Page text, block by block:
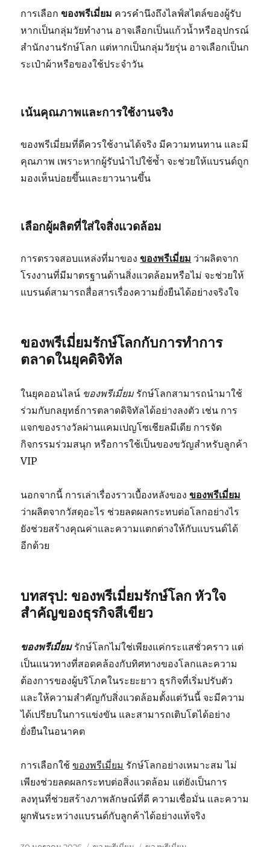
การเลือกของพรีเมี่ยม ควรคำนึงถึงไลฟ์สไตล์ของผู้รับ
หากเป็นกลุ่มวัยทำงาน อาจเลือกเป็นแก้วน้ำหรืออุปกรณ์
สำนักงานรักษ์โลก แต่หากเป็นกลุ่มวัยรุ่น อาจเลือกเป็นก
ระเป๋าผ้าหรือของใช้ประจำวัน
เน้นคุณภาพและการใช้งานจริง
ของพรีเมี่ยมที่ดีควรใช้งานได้จริง มีความทนทาน และมี
คุณภาพ เพราะหากผู้รับนำไปใช้ซ้ำ จะช่วยให้แบรนด์ถูก
มองเห็นบ่อยขึ้นและยาวนานขึ้น
เลือกผู้ผลิตที่ใส่ใจสิ่งแวดล้อม
การตรวจสอบแหล่งที่มาของของพรีเมี่ยม ว่าผลิตจาก
โรงงานที่มีมาตรฐานด้านสิ่งแวดล้อมหรือไม่ จะช่วยให้
แบรนด์สามารถสื่อสารเรื่องความยั่งยืนได้อย่างจริงใจ
ของพรีเมี่ยมรักษ์โลกกับการทำการ
ตลาดในยุคดิจิทัล
ในยุคออนไลน์ ของพรีเมี่ยมรักษ์โลกสามารถนำมาใช้
ร่วมกับกลยุทธ์การตลาดดิจิทัลได้อย่างลงตัว เช่น การ
แจกของรางวัลผ่านแคมเปญโซเชียลมีเดีย การจัด
กิจกรรมร่วมสนุก หรือการใช้เป็นของขวัญสำหรับลูกค้า
VIP
นอกจากนี้ การเล่าเรื่องราวเบื้องหลังของของพรีเมี่ยม
ว่าผลิตจากวัสดุอะไร ช่วยลดผลกระทบต่อโลกอย่างไร
ยังช่วยสร้างคุณค่าและความแตกต่างให้กับแบรนด์ได้
อีกด้วย
บทสรุป: ของพรีเมี่ยมรักษ์โลก หัวใจ
สำคัญของธุรกิจสีเขียว
ของพรีเมี่ยมรักษ์โลกไม่ใช่เพียงแค่กระแสชั่วคราว แต่
เป็นแนวทางที่สอดคล้องกับทิศทางของโลกและความ
ต้องการของผู้บริโภคในระยะยาว ธุรกิจที่เริ่มปรับตัว
และให้ความสำคัญกับสิ่งแวดล้อมตั้งแต่วันนี้ จะมีความ
ได้เปรียบในการแข่งขัน และสามารถเติบโตได้อย่าง
ยั่งยืนในอนาคต
การเลือกใช้ของพรีเมี่ยม รักษ์โลกอย่างเหมาะสม ไม่
เพียงช่วยลดผลกระทบต่อสิ่งแวดล้อม แต่ยังเป็นการ
ลงทุนที่ช่วยสร้างภาพลักษณ์ที่ดี ความเชื่อมั่น และความ
ผูกพันระหว่างแบรนด์กับลูกค้าได้อย่างแท้จริง